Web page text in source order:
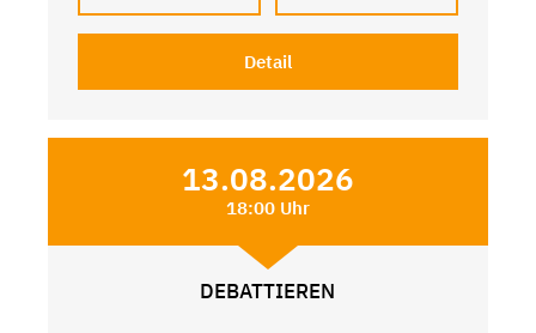
Detail
13.08.2026
18:00 Uhr
DEBATTIEREN